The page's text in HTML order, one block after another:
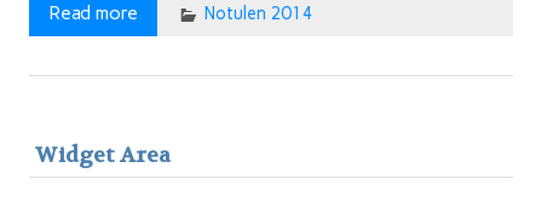
Read more Notulen 2014
Widget Area